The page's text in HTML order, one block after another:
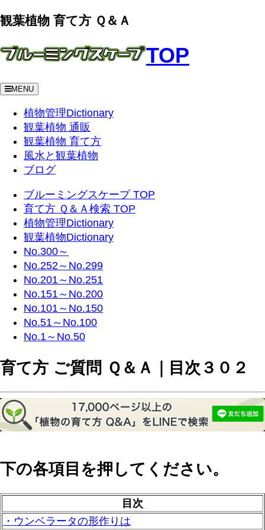
観葉植物 育て方 Ｑ＆Ａ
TOP
MENU
植物管理Dictionary
観葉植物 通販
観葉植物 育て方
風水と観葉植物
ブログ
ブルーミングスケープ TOP
育て方 Ｑ＆Ａ検索 TOP
植物管理Dictionary
観葉植物Dictionary
No.300～
No.252～No.299
No.201～No.251
No.151～No.200
No.101～No.150
No.51～No.100
No.1～No.50
育て方 ご質問 Ｑ＆Ａ｜目次３０２
下の各項目を押してください。
目次
・ウンベラータの形作りは